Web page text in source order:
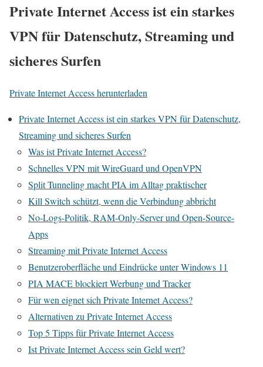
Private Internet Access ist ein starkes
VPN für Datenschutz, Streaming und
sicheres Surfen
Private Internet Access herunterladen
Private Internet Access ist ein starkes VPN für Datenschutz,
Streaming und sicheres Surfen
Was ist Private Internet Access?
Schnelles VPN mit WireGuard und OpenVPN
Split Tunneling macht PIA im Alltag praktischer
Kill Switch schützt, wenn die Verbindung abbricht
No-Logs-Politik, RAM-Only-Server und Open-Source-
Apps
Streaming mit Private Internet Access
Benutzeroberfläche und Eindrücke unter Windows 11
PIA MACE blockiert Werbung und Tracker
Für wen eignet sich Private Internet Access?
Alternativen zu Private Internet Access
Top 5 Tipps für Private Internet Access
Ist Private Internet Access sein Geld wert?